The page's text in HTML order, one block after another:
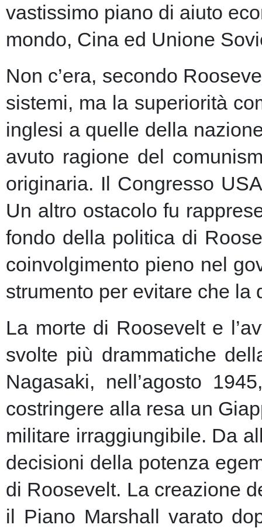
vastissimo piano di aiuto
mondo, Cina ed Unione
Non c’era, secondo
sistemi, ma la superiorità
inglesi a quelle della
avuto ragione del
originaria. Il Congresso
Un altro ostacolo fu
fondo della politica di
coinvolgimento pieno nel
strumento per evitare che
La morte di Roosevelt e
svolte più drammatiche
Nagasaki, nell’agosto
costringere alla resa un
militare irraggiungibile. Da
decisioni della potenza
di Roosevelt. La creazione
il Piano Marshall varato